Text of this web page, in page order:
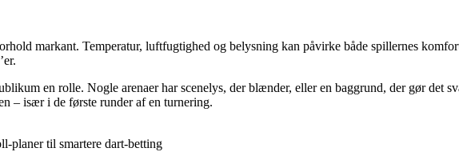
markant. Temperatur, luftfugtighed og belysning kan påvirke både spillernes
en rolle. Nogle arenaer har scenelys, der blænder, eller en baggrund, der gør det
– især i de første runder af en turnering.
planer til smartere dart-betting